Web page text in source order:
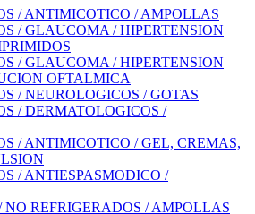
/ ANTIMICOTICO / AMPOLLAS
/ GLAUCOMA / HIPERTENSION
/ GLAUCOMA / HIPERTENSION
OFTALMICA
/ NEUROLOGICOS / GOTAS
/ DERMATOLOGICOS /
/ ANTIMICOTICO / GEL, CREMAS,
/ ANTIESPASMODICO /
NO REFRIGERADOS / AMPOLLAS